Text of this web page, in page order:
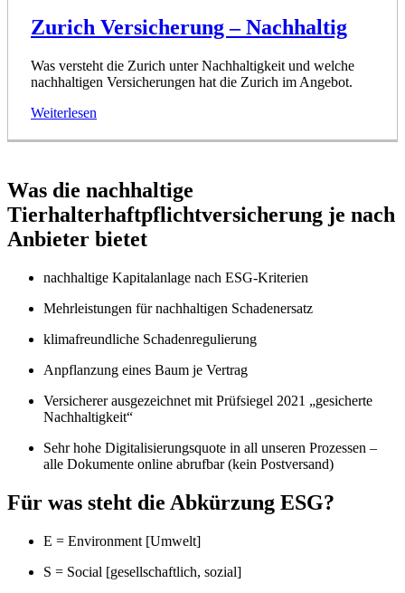
Zurich Versicherung – Nachhaltig
Was versteht die Zurich unter Nachhaltigkeit und welche
nachhaltigen Versicherungen hat die Zurich im Angebot.
Weiterlesen
Was die nachhaltige
Tierhalterhaftpflichtversicherung je nach
Anbieter bietet
nachhaltige Kapitalanlage nach ESG-Kriterien
Mehr­leistungen für nachhaltigen Schaden­ersatz
klima­freundliche Schadenregulierung
Anpflanzung eines Baum je Vertrag
Versicherer ausgezeichnet mit Prüfsiegel 2021 „gesicherte
Nachhaltigkeit“
Sehr hohe Digitalisierungsquote in all unseren Prozessen –
alle Dokumente online abrufbar (kein Postversand)
Für was steht die Abkürzung ESG?
E = Environment [Umwelt]
S = Social [gesellschaftlich, sozial]